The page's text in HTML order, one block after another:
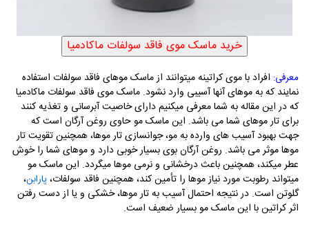
معرفی: افراد با موی کراتینه میتوانند از ماسک موهای فاقد سولفات استفاده
نمایند که به موهای آنها آسیبی وارد نشود. ماسک موی فاقد سولفات ماکادمیا
که در این مقاله به شما معرفی میکنیم دارای خاصیت آبرسانی و تغذیه کنند
برای تار موهای شما می باشد. این ماسک مو حاوی روغن آرگان است که
جهت بهبود آسیب های وارده به مو، جوانسازی تار موها، همچنین تقویت تار
موها موثر می باشد. روغن آرگان بوی بسیار خوبی دارد و موهای شما را خوش
عطر میکند، همچنین باعث درخشانی و نرمی موها میگردد. این ماسک مو
میتواند رطوبت مورد نیاز موها را تأمین کند، همچنین فاقد سولفات،پارابن،
گلوتن است. در نتیجه احتمال آسیب به تار موها، خشکی و یا از دست رفتن
اثر کراتین با این ماسک مو بسیار ضعیف است.